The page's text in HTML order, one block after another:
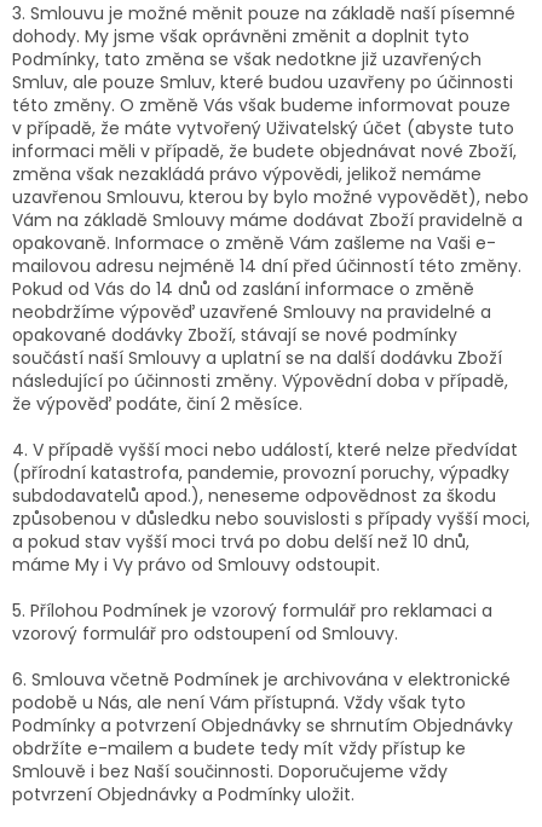
3. Smlouvu je možné měnit pouze na základě naší písemné
dohody. My jsme však oprávněni změnit a doplnit tyto
Podmínky, tato změna se však nedotkne již uzavřených
Smluv, ale pouze Smluv, které budou uzavřeny po účinnosti
této změny. O změně Vás však budeme informovat pouze
v případě, že máte vytvořený Uživatelský účet (abyste tuto
informaci měli v případě, že budete objednávat nové Zboží,
změna však nezakládá právo výpovědi, jelikož nemáme
uzavřenou Smlouvu, kterou by bylo možné vypovědět), nebo
Vám na základě Smlouvy máme dodávat Zboží pravidelně a
opakovaně. Informace o změně Vám zašleme na Vaši e-
mailovou adresu nejméně 14 dní před účinností této změny.
Pokud od Vás do 14 dnů od zaslání informace o změně
neobdržíme výpověď uzavřené Smlouvy na pravidelné a
opakované dodávky Zboží, stávají se nové podmínky
součástí naší Smlouvy a uplatní se na další dodávku Zboží
následující po účinnosti změny. Výpovědní doba v případě,
že výpověď podáte, činí 2 měsíce.
4. V případě vyšší moci nebo událostí, které nelze předvídat
(přírodní katastrofa, pandemie, provozní poruchy, výpadky
subdodavatelů apod.), neneseme odpovědnost za škodu
způsobenou v důsledku nebo souvislosti s případy vyšší moci,
a pokud stav vyšší moci trvá po dobu delší než 10 dnů,
máme My i Vy právo od Smlouvy odstoupit.
5. Přílohou Podmínek je vzorový formulář pro reklamaci a
vzorový formulář pro odstoupení od Smlouvy.
6. Smlouva včetně Podmínek je archivována v elektronické
podobě u Nás, ale není Vám přístupná. Vždy však tyto
Podmínky a potvrzení Objednávky se shrnutím Objednávky
obdržíte e-mailem a budete tedy mít vždy přístup ke
Smlouvě i bez Naší součinnosti. Doporučujeme vždy
potvrzení Objednávky a Podmínky uložit.